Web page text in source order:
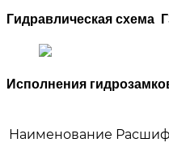
Гидравлическая схема
Исполнения
Наименование